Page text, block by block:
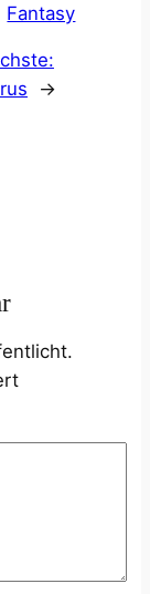
Fantasy
→